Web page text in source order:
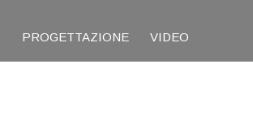
PROGETTAZIONE VIDEO